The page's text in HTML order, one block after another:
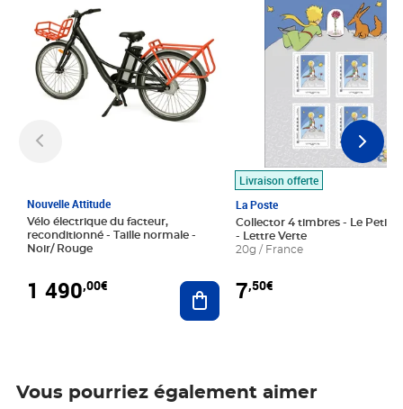
Nouvelle Attitude
Vélo électrique du facteur,
reconditionné - Taille normale -
Noir/ Rouge
1 490,00€ Ajouter au panier
Livraison offerte
La Poste
Collector 4 timbres - Le Petit
- Lettre Verte
20g / France
7,50€
Vous pourriez également aimer